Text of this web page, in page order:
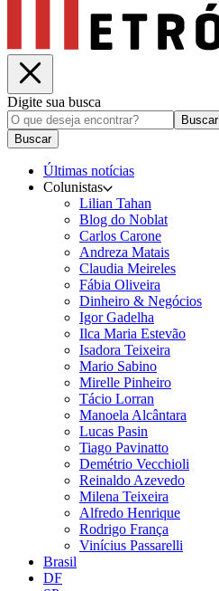
Digite sua busca
Buscar
Buscar
Últimas notícias
Colunistas
Lilian Tahan
Blog do Noblat
Carlos Carone
Andreza Matais
Claudia Meireles
Fábia Oliveira
Dinheiro & Negócios
Igor Gadelha
Ilca Maria Estevão
Isadora Teixeira
Mario Sabino
Mirelle Pinheiro
Tácio Lorran
Manoela Alcântara
Lucas Pasin
Tiago Pavinatto
Demétrio Vecchioli
Reinaldo Azevedo
Milena Teixeira
Alfredo Henrique
Rodrigo França
Vinícius Passarelli
Brasil
DF